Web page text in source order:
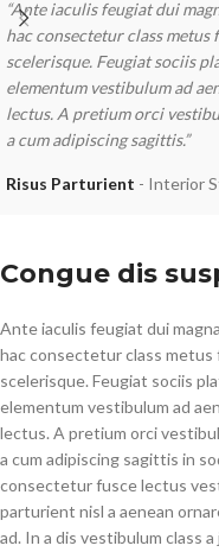
“Ante iaculis feugiat dui
hac consectetur class
scelerisque. Feugiat sociis
elementum vestibulum ad
lectus. A pretium orci
a cum adipiscing sagittis.”
Risus Parturient Interior
Congue dis
Ante iaculis feugiat dui
hac consectetur class metus
scelerisque. Feugiat sociis
elementum vestibulum ad
lectus. A pretium orci
a cum adipiscing sagittis in
consectetur fusce lectus
parturient nisl a aenean
ad. In a dis vestibulum class